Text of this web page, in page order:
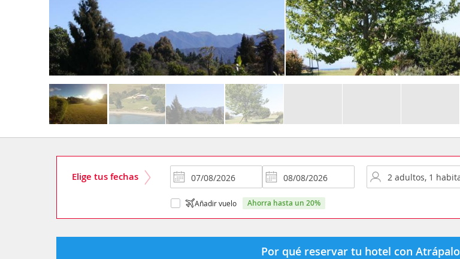
Elige tus fechas
Añadir vuelo ahorra hasta un 20%
Por qué reservar tu hotel con Atrápalo